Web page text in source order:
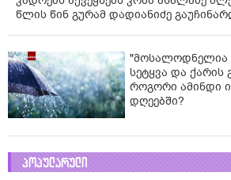
წლის წინ გურამ დადიანიძე
"მოსალოდნელია
სეტყვა და ქარის
როგორი ამინდი
დღეებში?
პოპულარული